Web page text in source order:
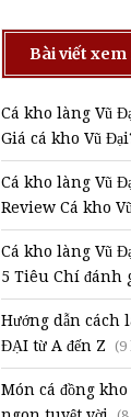
Bài viết
Cá kho làng Vũ
Giá cá kho Vũ
Cá kho làng Vũ
Review Cá kho
Cá kho làng Vũ
5 Tiêu Chí đánh
Hướng dẫn cách
ĐẠI từ A đến Z (9
Món cá đồng